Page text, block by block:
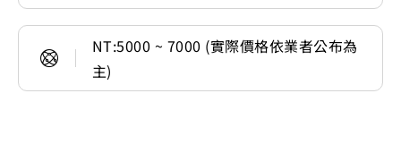
NT:5000 ~ 7000 (實際價格依業者公布為
主)